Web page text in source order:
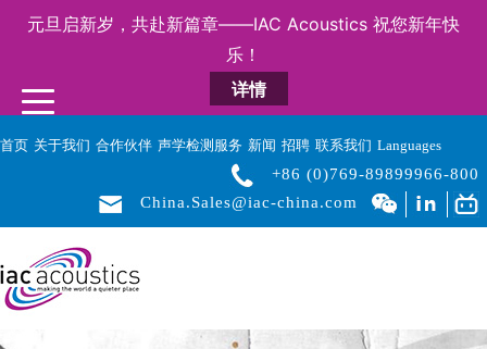
元旦启新岁，共赴新篇章——IAC Acoustics 祝您新年快
乐！
详情
首页 关于我们 合作伙伴 声学检测服务 新闻 招聘 联系我们 Languages
+86 (0)769-89899966-800
China.Sales@iac-china.com